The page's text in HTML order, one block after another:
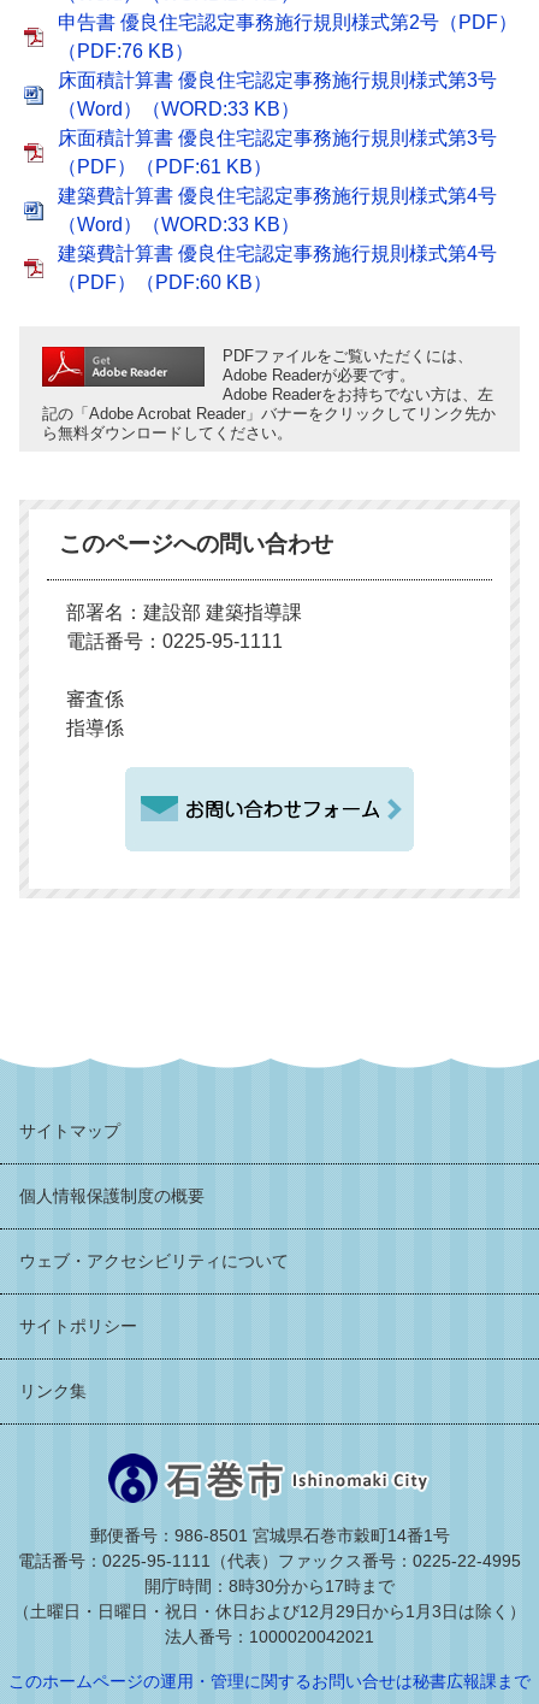
申告書 優良住宅認定事務施行規則様式第2号（PDF）
（PDF:76 KB）
床面積計算書 優良住宅認定事務施行規則様式第3号
（Word）（WORD:33 KB）
床面積計算書 優良住宅認定事務施行規則様式第3号
（PDF）（PDF:61 KB）
建築費計算書 優良住宅認定事務施行規則様式第4号
（Word）（WORD:33 KB）
建築費計算書 優良住宅認定事務施行規則様式第4号
（PDF）（PDF:60 KB）
PDFファイルをご覧いただくには、
Adobe Readerが必要です。
Adobe Readerをお持ちでない方は、左
記の「Adobe Acrobat Reader」バナーをクリックしてリンク先か
ら無料ダウンロードしてください。
このページへの問い合わせ
部署名：建設部 建築指導課
電話番号：0225-95-1111
審査係
指導係
サイトマップ
個人情報保護制度の概要
ウェブ・アクセシビリティについて
サイトポリシー
リンク集
郵便番号：986-8501 宮城県石巻市穀町14番1号
電話番号：0225-95-1111（代表） ファックス番号：0225-22-4995
開庁時間：8時30分から17時まで
（土曜日・日曜日・祝日・休日および12月29日から1月3日は除く）
法人番号：1000020042021
このホームページの運用・管理に関するお問い合せは秘書広報課まで